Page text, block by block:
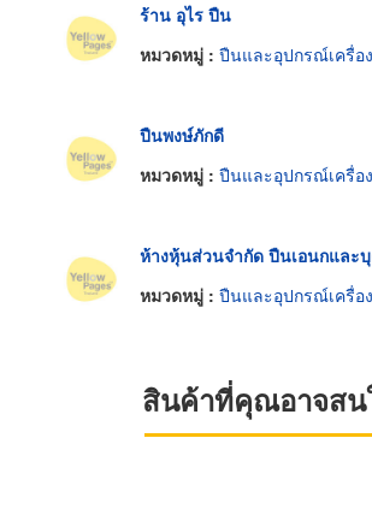
ร้าน อุไร ปืน
หมวดหมู่ : ปืนและอุปกรณ์เครื่อ
ปืนพงษ์ภักดี
หมวดหมู่ : ปืนและอุปกรณ์เครื่อ
ห้างหุ้นส่วนจำกัด ปืนเอนกและ
หมวดหมู่ : ปืนและอุปกรณ์เครื่อ
สินค้าที่คุณอาจสน